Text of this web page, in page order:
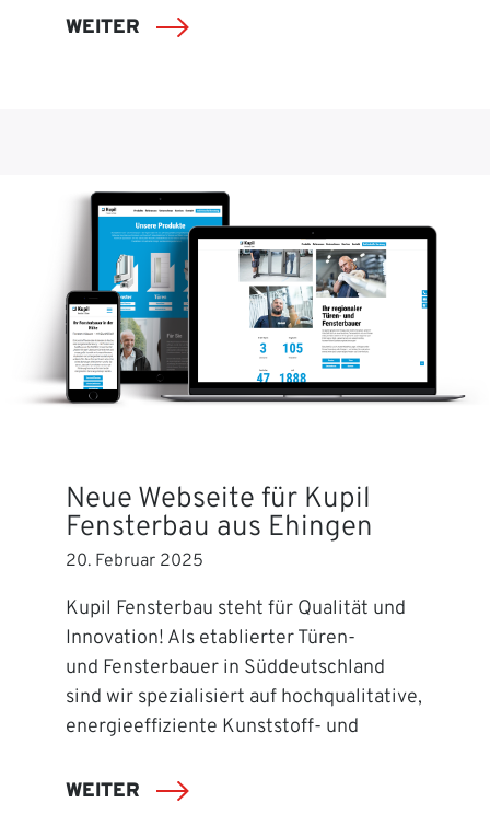
WEITER
Neue Webseite für Kupil
Fensterbau aus Ehingen
20. Februar 2025
Kupil Fensterbau steht für Qualität und
Innovation! Als etablierter Türen-
und Fensterbauer in Süddeutschland
sind wir spezialisiert auf hochqualitative,
energieeffiziente Kunststoff- und
WEITER